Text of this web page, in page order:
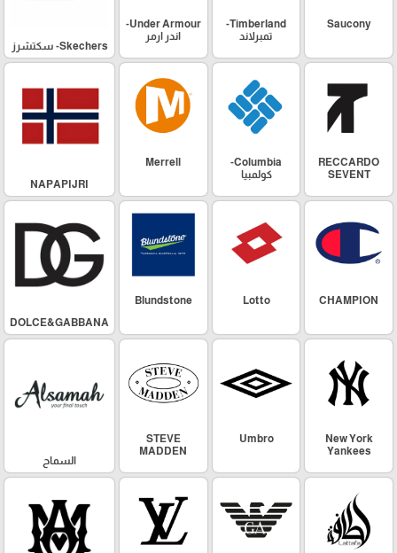
Saucony
Timberland-
تمبرلاند
Under Armour-
اندر ارمر
Skechers- سكتشرز
RECCARDO
SEVENT
Columbia-
كولمبيا
Merrell
NAPAPIJRI
CHAMPION
Lotto
Blundstone
DOLCE&GABBANA
New York
Yankees
Umbro
STEVE
MADDEN
السماح